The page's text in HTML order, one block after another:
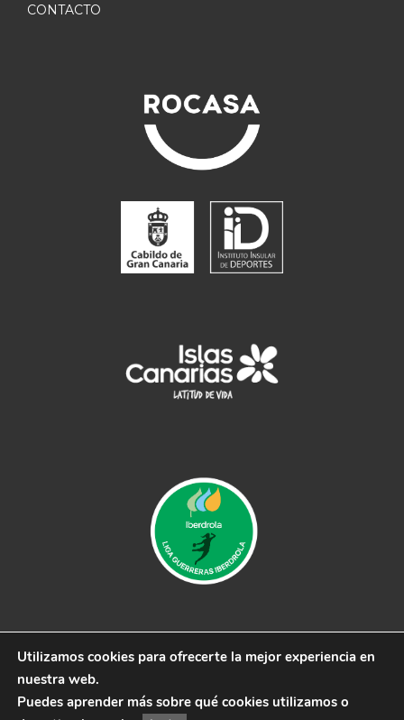
CONTACTO
© 2019 CB Remudas - Desarrollado por3COM
Aviso Legal|Política de Privacidad|Política de cookies
Utilizamos cookies para ofrecerte la mejor experiencia en
nuestra web.
Puedes aprender más sobre qué cookies utilizamos o